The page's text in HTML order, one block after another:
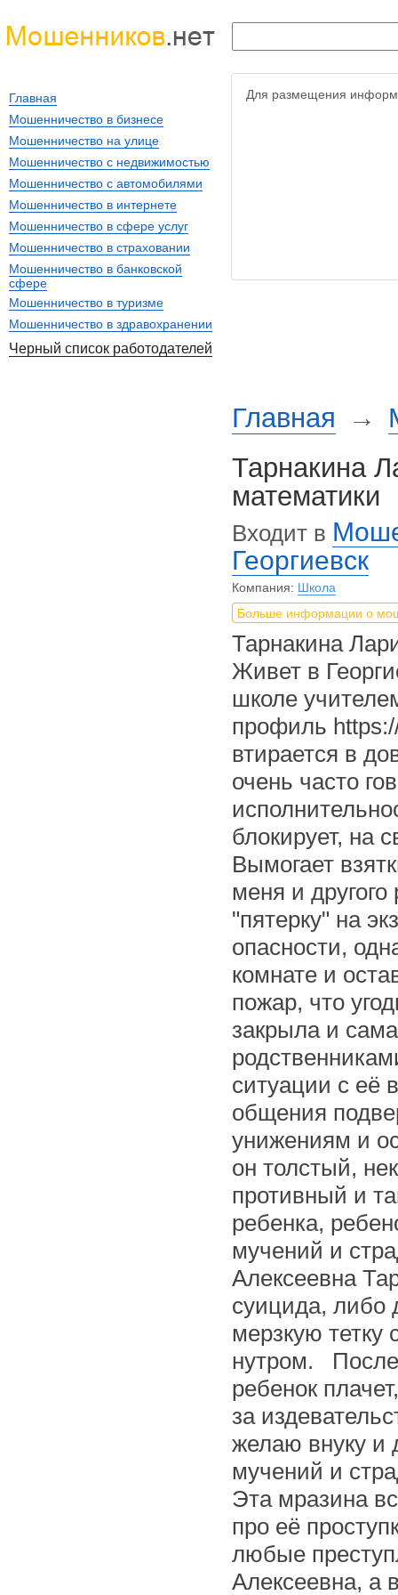
Для размещения
Главная →
Тарнакина
математики
Входит в
Георгиевск
Компания: Школа
Больше информации о
Тарнакина
Живет в
школе
профиль
втирается в
очень часто
блокирует, на
Вымогает
меня и
"пятерку" на
опасности,
комнате и
пожар, что
закрыла и
ситуации с её
общения
унижениям и
он толстый,
противный и
ребенка,
мучений и
Алексеевна
суицида, либо
мерзкую
нутром. После
ребенок
за
желаю внуку и
мучений и
Эта мразина
про её
любые
Алексеевна, а
Главная
Мошенничество в бизнесе
Мошенничество на улице
Мошенничество с недвижимостью
Мошенничество с автомобилями
Мошенничество в интернете
Мошенничество в сфере услуг
Мошенничество в страховании
Мошенничество в банковской
сфере
Мошенничество в туризме
Мошенничество в здравохранении
Черный список работодателей